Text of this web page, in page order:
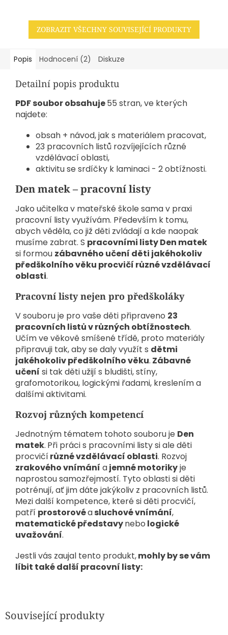
Související produkty
ZOBRAZIT VŠECHNY SOUVISEJÍCÍ PRODUKTY
Popis Hodnocení (2) Diskuze
Detailní popis produktu
PDF soubor obsahuje55 stran, ve kterých
najdete:
obsah + návod, jak s materiálem pracovat,
23 pracovních listů rozvíjejících různé
vzdělávací oblasti,
aktivitu se srdíčky k laminaci - 2 obtížnosti.
Den matek – pracovní listy
Jako učitelka v mateřské škole sama v praxi
pracovní listy využívám. Především k tomu,
abych věděla, co již děti zvládají a kde naopak
musíme zabrat. S pracovními listy Den matek
si formou zábavného učení děti jakéhokoliv
předškolního věku procvičí různé vzdělávací
oblasti.
Pracovní listy nejen pro předškoláky
V souboru je pro vaše děti připraveno 23
pracovních listů v různých obtížnostech.
Učím ve věkově smíšené třídě, proto materiály
připravuji tak, aby se daly využít s dětmi
jakéhokoliv předškolního věku. Zábavné
učení si tak děti užijí s bludišti, stíny,
grafomotorikou, logickými řadami, kreslením a
dalšími aktivitami.
Rozvoj různých kompetencí
Jednotným tématem tohoto souboru je Den
matek. Při práci s pracovními listy si ale děti
procvičírůzné vzdělávací oblasti. Rozvoj
zrakového vnímání ajemné motorikyje
naprostou samozřejmostí. Tyto oblasti si děti
potrénují, ať jim dáte jakýkoliv z pracovních listů.
Mezi další kompetence, které si děti procvičí,
patří prostorovéasluchové vnímání,
matematické představynebo logické
uvažování.
Jestli vás zaujal tento produkt,mohly by se vám
líbit také další pracovní listy: